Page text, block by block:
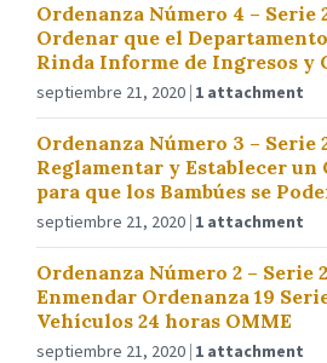
Ordenanza Número 4 – Serie
Ordenar que el
Rinda Informe de Ingresos y
septiembre 21, 2020 1 attachment
Ordenanza Número 3 – Serie
Reglamentar y Establecer un
para que los Bambúes se
septiembre 21, 2020 1 attachment
Ordenanza Número 2 – Serie
Enmendar Ordenanza 19
Vehículos 24 horas OMME
septiembre 21, 2020 1 attachment